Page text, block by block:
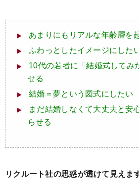
あまりにもリアルな年齢層を
ふわっとしたイメージにした
10代の若者に「結婚式してみ
せる
結婚＝夢という図式にしたい
まだ結婚しなくて大丈夫と安
らせる
リクルート社の思惑が透けて見えま